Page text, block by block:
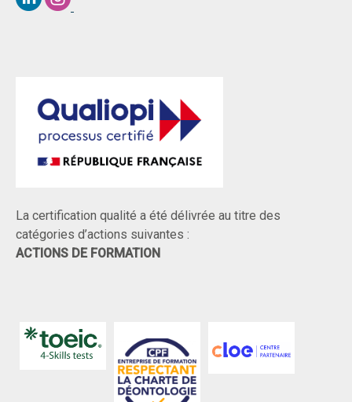
La certification qualité a été délivrée au titre des
catégories d’actions suivantes :
ACTIONS DE FORMATION